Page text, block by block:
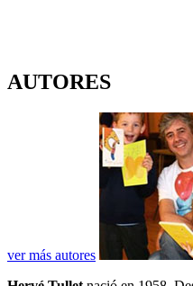
AUTORES
ver más autores